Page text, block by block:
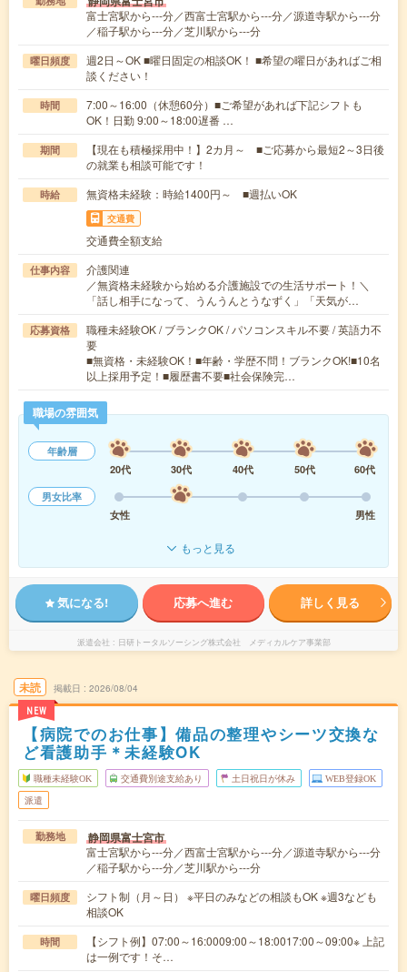
富士宮駅から---分／西富士宮駅から---分／源道寺駅から---分
／稲子駅から---分／芝川駅から---分
曜日頻度
週2日～OK ■曜日固定の相談OK！ ■希望の曜日があればご相
談ください！
時間
7:00～16:00（休憩60分）■ご希望があれば下記シフトも
OK！日勤 9:00～18:00遅番 …
期間
【現在も積極採用中！】2カ月～ ■ご応募から最短2～3日後
の就業も相談可能です！
時給 無資格未経験：時給1400円～ ■週払いOK
交通費
交通費全額支給
仕事内容
介護関連
／無資格未経験から始める介護施設での生活サポート！＼
「話し相手になって、うんうんとうなずく」「天気が…
応募資格
職種未経験OK / ブランクOK / パソコンスキル不要 / 英語力不
要
■無資格・未経験OK！■年齢・学歴不問！ブランクOK!■10名
以上採用予定！■履歴書不要■社会保険完…
職場の雰囲気
年齢層
20代
30代 40代 50代
60代
男女比率
女性
男性
もっと見る
気になる! 応募へ進む 詳しく見る
派遣会社 日研トータルソーシング株式会社 メディカルケア事業部
未読
NEW
掲載日 2026/08/04
【病院でのお仕事】備品の整理やシーツ交換な
ど看護助手＊未経験OK
職種未経験OK 交通費別途支給あり 土日祝日が休み WEB登録OK
派遣
勤務地 静岡県富士宮市
富士宮駅から---分／西富士宮駅から---分／源道寺駅から---分
／稲子駅から---分／芝川駅から---分
曜日頻度
シフト制（月～日） ※平日のみなどの相談もOK ※週3なども
相談OK
時間
【シフト例】07:00～16:0009:00～18:0017:00～09:00※ 上記
は一例です！そ…